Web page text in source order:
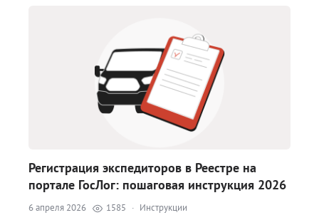
Регистрация экспедиторов в Реестре на
портале ГосЛог: пошаговая инструкция 2026
6 апреля 2026 1585 · Инструкции